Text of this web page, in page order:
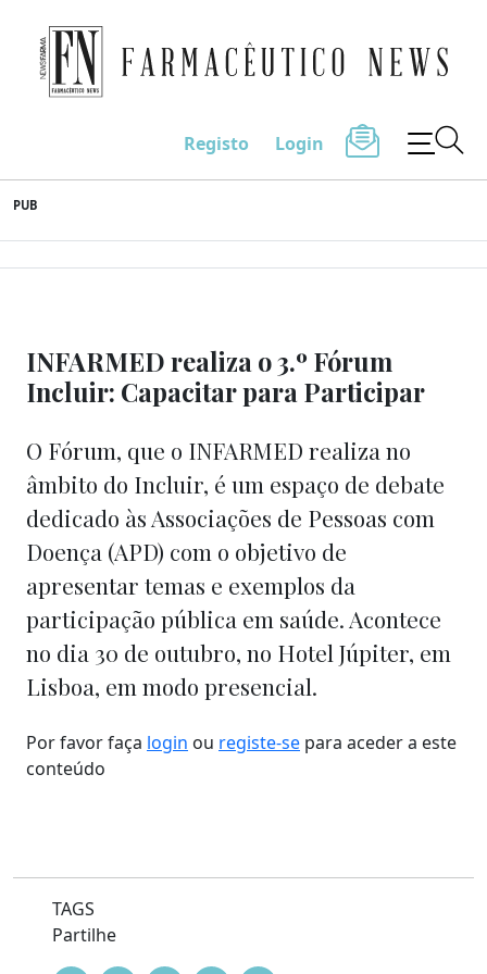
to
content
Farmacêutico News
Registo Login
PUB
INFARMED realiza o 3.º Fórum
Incluir: Capacitar para Participar
O Fórum, que o INFARMED realiza no
âmbito do Incluir, é um espaço de debate
dedicado às Associações de Pessoas com
Doença (APD) com o objetivo de
apresentar temas e exemplos da
participação pública em saúde. Acontece
no dia 30 de outubro, no Hotel Júpiter, em
Lisboa, em modo presencial.
Por favor faça login ou registe-se para aceder a este
conteúdo
TAGS
Partilhe